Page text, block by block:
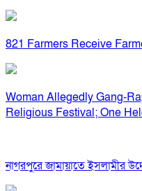
821 Farmers Receive
Woman Allegedly Gang-
Religious Festival; One
নাগরপুরে জামায়াতে ইসলামীর